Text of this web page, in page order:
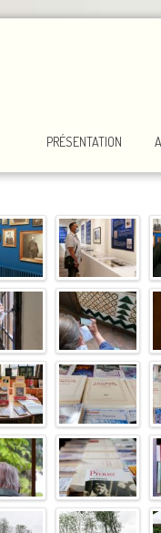
PRÉSENTATION